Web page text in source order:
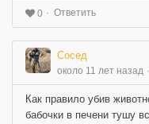
0 Ответить
Сосед
около 11 лет назад
Как правило убив
бабочки в печени тушу